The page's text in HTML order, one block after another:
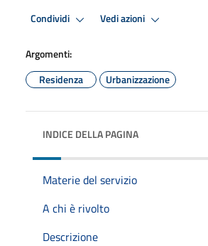
Condividi Vedi azioni
Argomenti:
Residenza
Urbanizzazione
INDICE DELLA PAGINA
Materie del servizio
A chi è rivolto
Descrizione